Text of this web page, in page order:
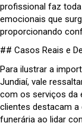
profissional faz
emocionais que
proporcionando
## Casos Reais e
Para ilustrar a
Jundiaí, vale
com os serviços da
clientes destacam a
funerária ao lidar